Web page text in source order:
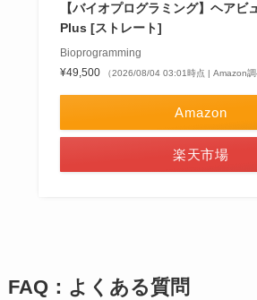
【バイオプログラミング】ヘアビ
Plus [ストレート]
Bioprogramming
¥49,500
（2026/08/04 03:01時点 | Amazon調
Amazon
楽天市場
FAQ：よくある質問